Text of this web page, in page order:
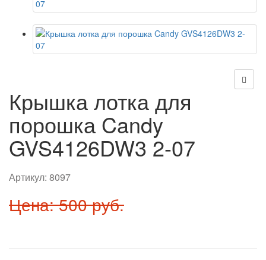
Крышка лотка для
порошка Candy
GVS4126DW3 2-07
Артикул: 8097
Цена: 500 руб.